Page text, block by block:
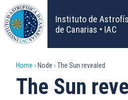
Skip
to
main
content
Instituto de
de Canarias • IAC
Breadcrumb
Home Node The Sun revealed
The Sun